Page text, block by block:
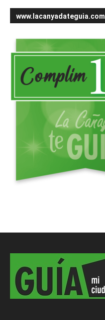
www.lacanyadateguia.com